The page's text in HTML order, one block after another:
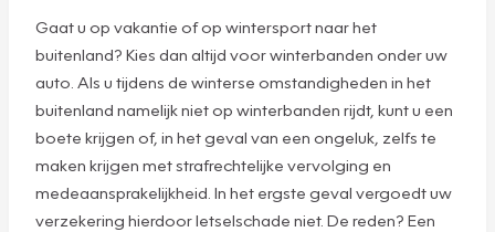
Gaat u op vakantie of op wintersport naar het
buitenland? Kies dan altijd voor winterbanden onder uw
auto. Als u tijdens de winterse omstandigheden in het
buitenland namelijk niet op winterbanden rijdt, kunt u een
boete krijgen of, in het geval van een ongeluk, zelfs te
maken krijgen met strafrechtelijke vervolging en
medeaansprakelijkheid. In het ergste geval vergoedt uw
verzekering hierdoor letselschade niet. De reden? Een